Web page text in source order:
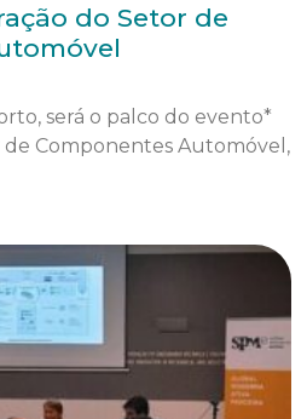
do Setor de
será o palco do evento*
Componentes Automóvel,